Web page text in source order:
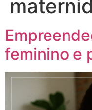
feminino e